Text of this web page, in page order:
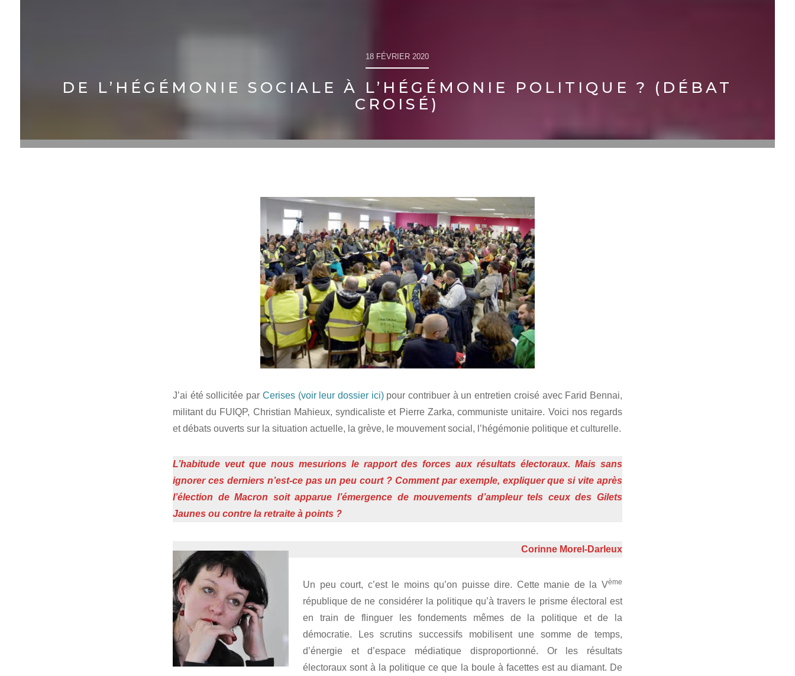
18 FÉVRIER 2020
DE L’HÉGÉMONIE SOCIALE À L’HÉGÉMONIE POLITIQUE ? (DÉBAT
CROISÉ)
J’ai été sollicitée par Cerises (voir leur dossier ici)pour contribuer à un entretien croisé avec Farid Bennai,
militant du FUIQP, Christian Mahieux, syndicaliste et Pierre Zarka, communiste unitaire. Voici nos regards
et débats ouverts sur la situation actuelle, la grève, le mouvement social, l’hégémonie politique et culturelle.
L’habitude veut que nous mesurions le rapport des forces aux résultats électoraux. Mais sans
ignorer ces derniers n’est-ce pas un peu court ? Comment par exemple, expliquer que si vite après
l’élection de Macron soit apparue l’émergence de mouvements d’ampleur tels ceux des Gilets
Jaunes ou contre la retraite à points ?
Corinne Morel-Darleux
Un peu court, c’est le moins qu’on puisse dire. Cette manie de la Vème
république de ne considérer la politique qu’à travers le prisme électoral est
en train de flinguer les fondements mêmes de la politique et de la
démocratie. Les scrutins successifs mobilisent une somme de temps,
d’énergie et d’espace médiatique disproportionné. Or les résultats
électoraux sont à la politique ce que la boule à facettes est au diamant. De